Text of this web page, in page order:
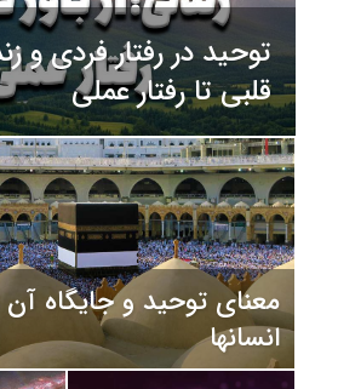
توحید در رفتار فردی و
قلبی تا رفتار عملی
معنای توحید و جایگاه
انسانها